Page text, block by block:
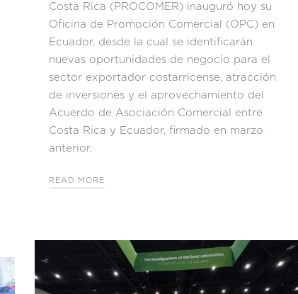
Costa Rica (PROCOMER) inauguró hoy su
Oficina de Promoción Comercial (OPC) en
Ecuador, desde la cual se identificarán
nuevas oportunidades de negocio para el
sector exportador costarricense, atracción
de inversiones y el aprovechamiento del
Acuerdo de Asociación Comercial entre
Costa Rica y Ecuador, firmado en marzo
anterior.
READ MORE